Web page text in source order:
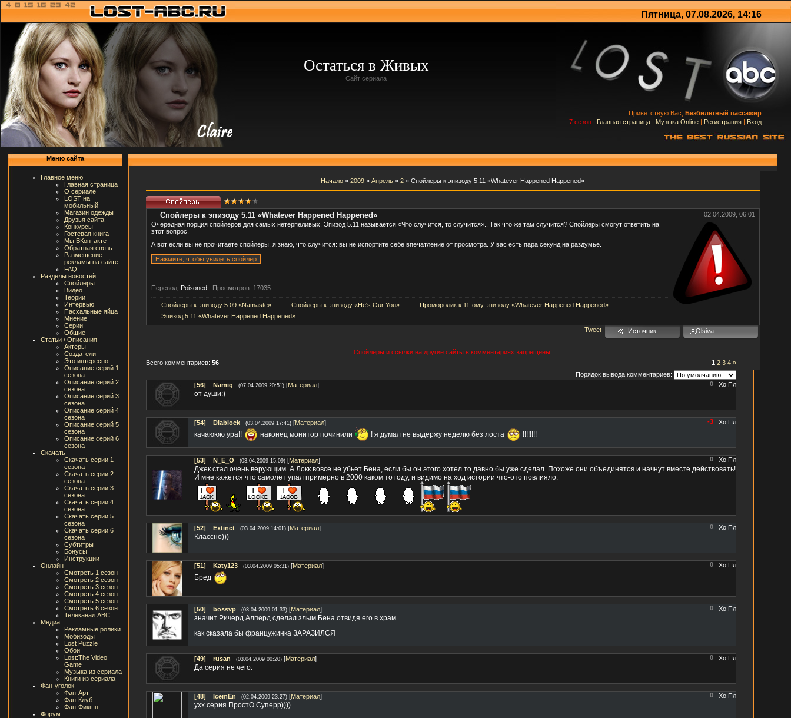
Пятница, 07.08.2026, 14:16
Остаться в Живых
Сайт сериала
Приветствую Вас, Безбилетный пассажир
7 сезон | Главная страница | Музыка Online | Регистрация | Вход
Меню сайта
Главное меню
Главная страница
О сериале
LOST на
мобильный
Магазин одежды
Друзья сайта
Конкурсы
Гостевая книга
Мы ВКонтакте
Обратная связь
Размещение
рекламы на сайте
FAQ
Разделы новостей
Спойлеры
Видео
Теории
Интервью
Пасхальные яйца
Мнение
Серии
Общие
Статьи / Описания
Актеры
Создатели
Это интересно
Описание серий 1
сезона
Описание серий 2
сезона
Описание серий 3
сезона
Описание серий 4
сезона
Описание серий 5
сезона
Описание серий 6
сезона
Скачать
Скачать серии 1
сезона
Скачать серии 2
сезона
Скачать серии 3
сезона
Скачать серии 4
сезона
Скачать серии 5
сезона
Скачать серии 6
сезона
Субтитры
Бонусы
Инструкции
Онлайн
Смотреть 1 сезон
Смотреть 2 сезон
Смотреть 3 сезон
Смотреть 4 сезон
Смотреть 5 сезон
Смотреть 6 сезон
Телеканал ABC
Медиа
Рекламные ролики
Мобизоды
Lost Puzzle
Обои
Lost:The Video
Game
Музыка из сериала
Книги из сериала
Фан-уголок
Фан-Арт
Фан-Клуб
Фан-Фикшн
Форум
Начало » 2009 » Апрель » 2 » Спойлеры к эпизоду 5.11 «Whatever Happened Happened»
02.04.2009, 06:01
Спойлеры к эпизоду 5.11 «Whatever Happened Happened»
Очередная порция спойлеров для самых нетерпеливых. Эпизод 5.11 называется «Что случится, то случится».. Так что же там случится? Спойлеры смогут ответить на
этот вопрос.
А вот если вы не прочитаете спойлеры, я знаю, что случится: вы не испортите себе впечатление от просмотра. У вас есть пара секунд на раздумье.
Перевод: Poisoned | Просмотров: 17035
Спойлеры к эпизоду 5.09 «Namaste» Спойлеры к эпизоду «He's Our You»
Проморолик к 11-ому эпизоду «Whatever Happened Happened»
Эпизод 5.11 «Whatever Happened Happened»
Olsiva
Источник
Tweet
Спойлеры и ссылки на другие сайты в комментариях запрещены!
Всего комментариев: 56 1 2 3 4 »
Порядок вывода комментариев:
0
[56] Namig (07.04.2009 20:51)[Материал]
от души:)
-3
[54] Diablock (03.04.2009 17:41)[Материал]
качаююю ура!! наконец монитор починили ! я думал не выдержу неделю без лоста !!!!!!!!
0
[53] N_E_O (03.04.2009 15:09)[Материал]
Джек стал очень верующим. А Локк вовсе не убьет Бена, если бы он этого хотел то давно бы уже сделал. Похоже они объединятся и начнут вместе действовать!
И мне кажется что самолет упал примерно в 2000 каком то году, и видимо на ход истории что-ото повлияло.
0
[52] Extinct (03.04.2009 14:01)[Материал]
Классно)))
0
[51] Katy123 (03.04.2009 05:31)[Материал]
Бред
0
[50] bossvp (03.04.2009 01:33)[Материал]
значит Ричерд Алперд сделал злым Бена отвидя его в храм
как сказала бы францужинка ЗАРАЗИЛСЯ
0
[49] rusan (03.04.2009 00:20)[Материал]
Да серия не чего.
0
[48] IcemEn (02.04.2009 23:27)[Материал]
ухх серия ПростО Суперр))))